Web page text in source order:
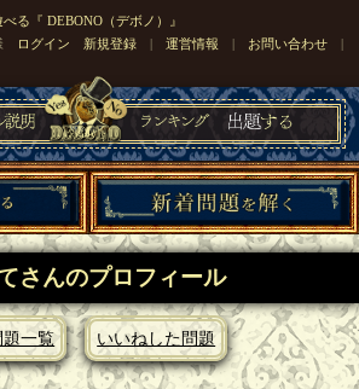
る『 DEBONO（デボノ）』
ログイン 新規登録 |運営情報 | お問い合わせ |
さんのプロフィール
題一覧 いいねした問題